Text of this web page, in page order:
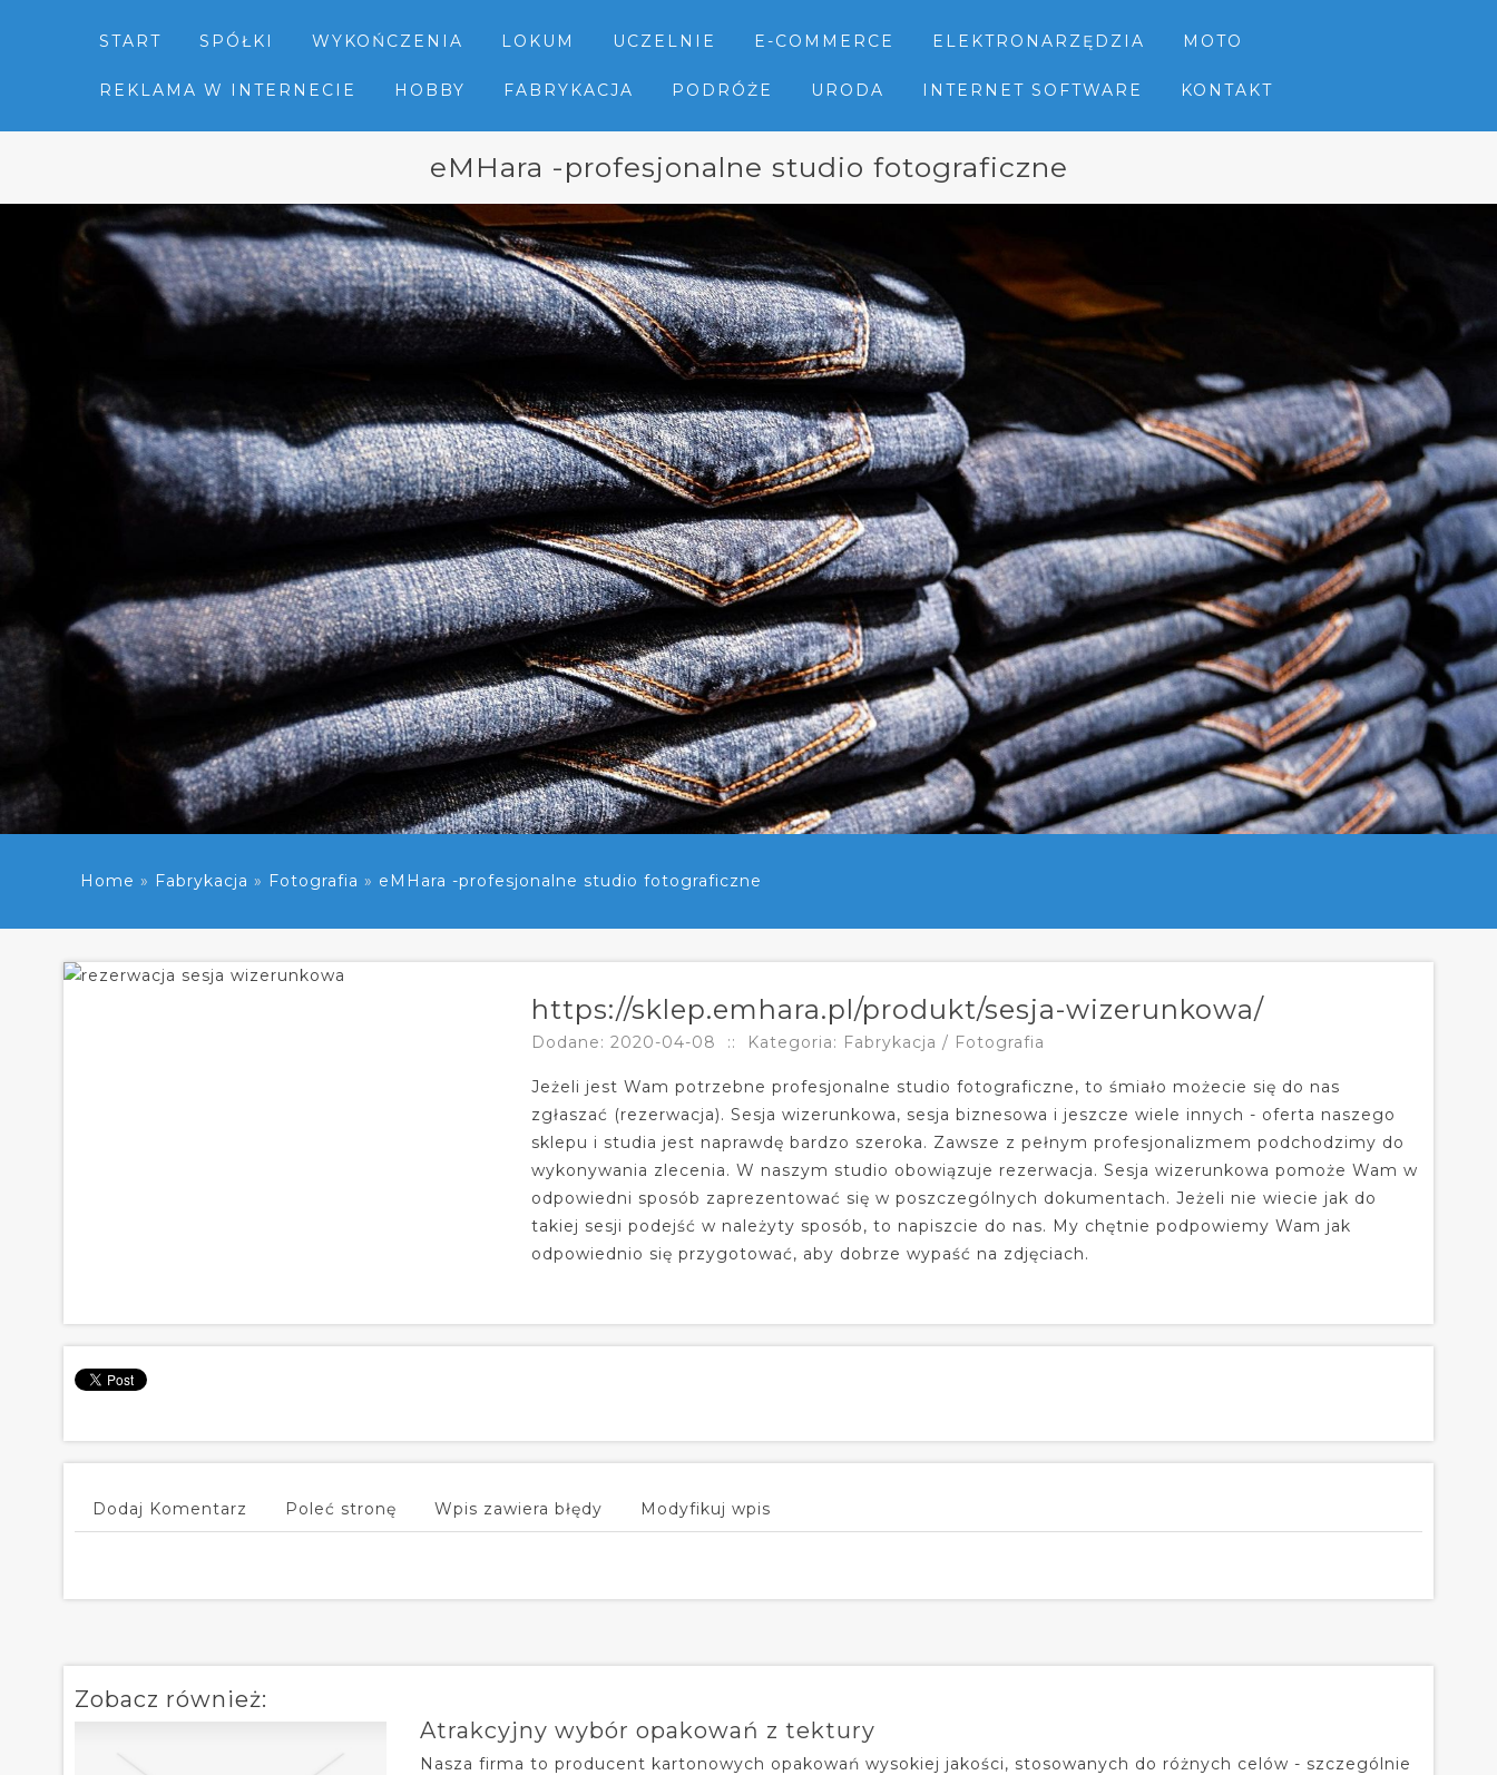
START SPÓŁKI WYKOŃCZENIA LOKUM UCZELNIE E-COMMERCE ELEKTRONARZĘDZIA MOTO
REKLAMA W INTERNECIE HOBBY FABRYKACJA PODRÓŻE URODA INTERNET SOFTWARE KONTAKT
eMHara -profesjonalne studio fotograficzne
Home » Fabrykacja » Fotografia » eMHara -profesjonalne studio fotograficzne
https://sklep.emhara.pl/produkt/sesja-wizerunkowa/
Dodane: 2020-04-08 :: Kategoria: Fabrykacja / Fotografia
Jeżeli jest Wam potrzebne profesjonalne studio fotograficzne, to śmiało możecie się do nas
zgłaszać (rezerwacja). Sesja wizerunkowa, sesja biznesowa i jeszcze wiele innych - oferta naszego
sklepu i studia jest naprawdę bardzo szeroka. Zawsze z pełnym profesjonalizmem podchodzimy do
wykonywania zlecenia. W naszym studio obowiązuje rezerwacja. Sesja wizerunkowa pomoże Wam w
odpowiedni sposób zaprezentować się w poszczególnych dokumentach. Jeżeli nie wiecie jak do
takiej sesji podejść w należyty sposób, to napiszcie do nas. My chętnie podpowiemy Wam jak
odpowiednio się przygotować, aby dobrze wypaść na zdjęciach.
Dodaj Komentarz Poleć stronę Wpis zawiera błędy Modyfikuj wpis
Zobacz również:
Atrakcyjny wybór opakowań z tektury
Nasza firma to producent kartonowych opakowań wysokiej jakości, stosowanych do różnych celów - szczególnie